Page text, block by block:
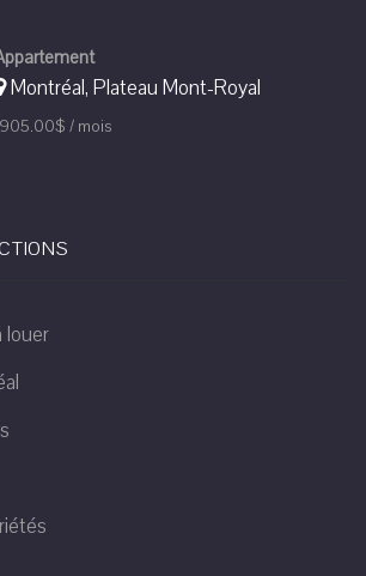
Montréal, Plateau Mont-Royal
/ mois
louer